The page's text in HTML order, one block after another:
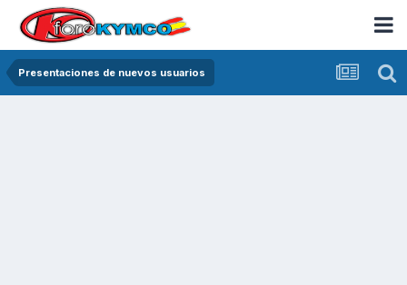
Presentaciones de nuevos usuarios